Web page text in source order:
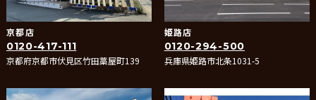
京都店
0120-417-111
京都府京都市伏見区竹田藁屋町139
姫路店
0120-294-500
兵庫県姫路市北条1031-5